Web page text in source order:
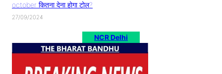
october कितना देना होगा टोल?
27/09/2024
NCR Delhi